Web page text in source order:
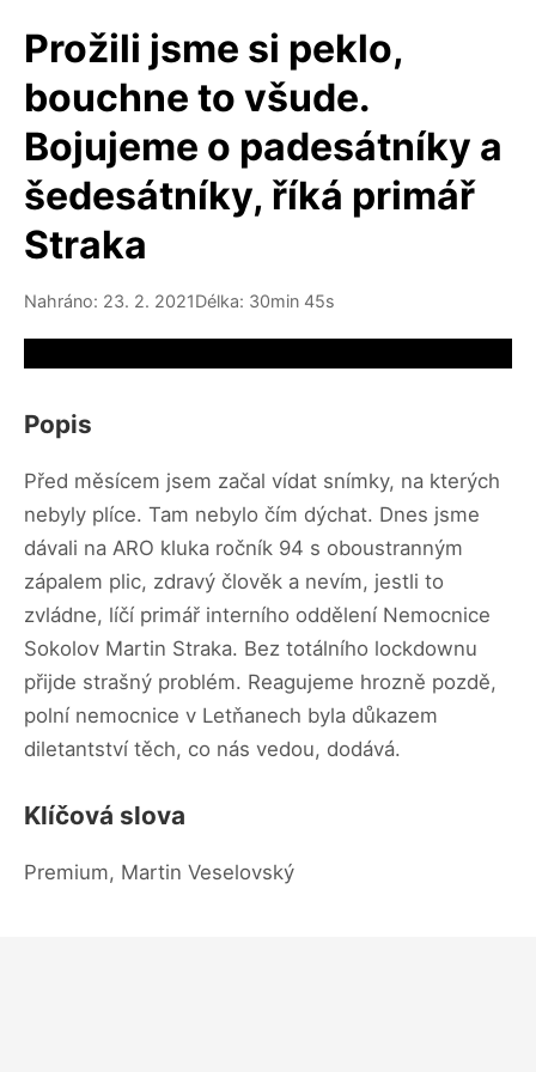
Prožili jsme si peklo,
bouchne to všude.
Bojujeme o padesátníky a
šedesátníky, říká primář
Straka
Nahráno: 23. 2. 2021Délka: 30min 45s
Popis
Před měsícem jsem začal vídat snímky, na kterých
nebyly plíce. Tam nebylo čím dýchat. Dnes jsme
dávali na ARO kluka ročník 94 s oboustranným
zápalem plic, zdravý člověk a nevím, jestli to
zvládne, líčí primář interního oddělení Nemocnice
Sokolov Martin Straka. Bez totálního lockdownu
přijde strašný problém. Reagujeme hrozně pozdě,
polní nemocnice v Letňanech byla důkazem
diletantství těch, co nás vedou, dodává.
Klíčová slova
Premium, Martin Veselovský